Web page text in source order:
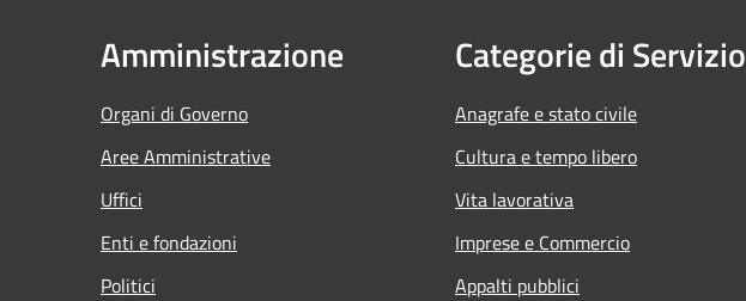
Amministrazione
Organi di Governo
Aree Amministrative
Uffici
Enti e fondazioni
Politici
Categorie di Servizio
Anagrafe e stato civile
Cultura e tempo libero
Vita lavorativa
Imprese e Commercio
Appalti pubblici